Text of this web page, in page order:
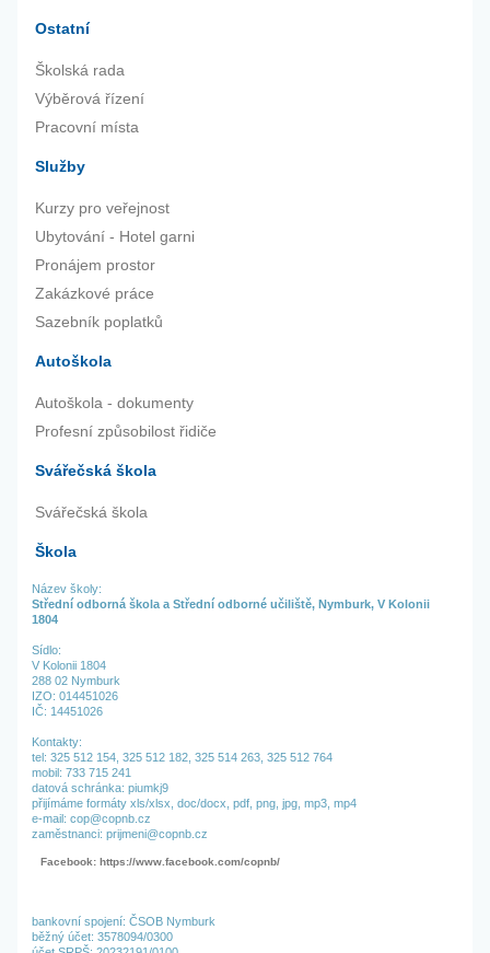
Ostatní
Školská rada
Výběrová řízení
Pracovní místa
Služby
Kurzy pro veřejnost
Ubytování - Hotel garni
Pronájem prostor
Zakázkové práce
Sazebník poplatků
Autoškola
Autoškola - dokumenty
Profesní způsobilost řidiče
Svářečská škola
Svářečská škola
Škola
Název školy:
Střední odborná škola a Střední odborné učiliště, Nymburk, V Kolonii
1804
Sídlo:
V Kolonii 1804
288 02 Nymburk
IZO: 014451026
IČ: 14451026
Kontakty:
tel: 325 512 154, 325 512 182, 325 514 263, 325 512 764
mobil: 733 715 241
datová schránka: piumkj9
přijímáme formáty xls/xlsx, doc/docx, pdf, png, jpg, mp3, mp4
e-mail: cop@copnb.cz
zaměstnanci: prijmeni@copnb.cz
Facebook: https://www.facebook.com/copnb/
bankovní spojení: ČSOB Nymburk
běžný účet: 3578094/0300